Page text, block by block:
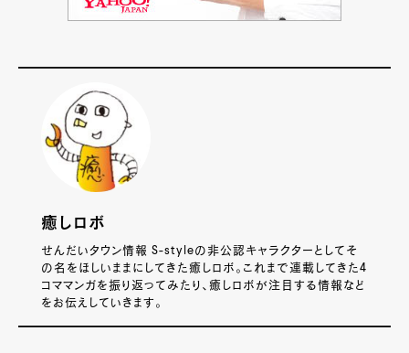
癒しロボ
せんだいタウン情報 S-styleの非公認キャラクターとしてそ
の名をほしいままにしてきた癒しロボ。これまで連載してきた4
コママンガを振り返ってみたり、癒しロボが注目する情報など
をお伝えしていきます。